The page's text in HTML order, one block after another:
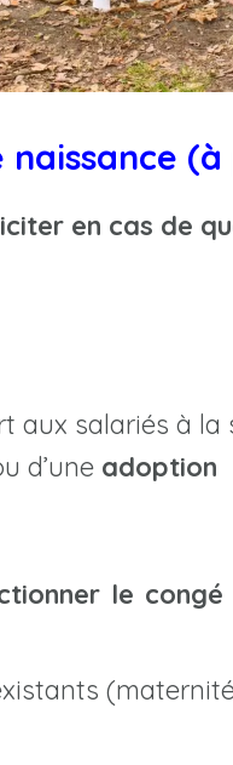
naissance
en cas de
aux salariés à la
d’une adoption
le congé